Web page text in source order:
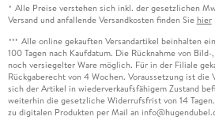
* Alle Preise verstehen sich inkl. der gesetzlichen
Versand und anfallende Versandkosten finden Sie hier
*** Alle online gekauften Versandartikel beinhalten
100 Tagen nach Kaufdatum. Die Rücknahme von
noch versiegelter Ware möglich. Für in der Filiale
Rückgaberecht von 4 Wochen. Voraussetzung ist die
sich der Artikel in wiederverkaufsfähigem Zustand
weiterhin die gesetzliche Widerrufsfrist von 14
zu digitalen Produkten per Mail an